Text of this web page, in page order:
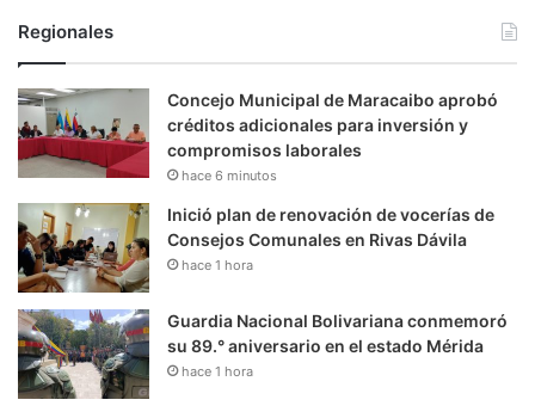
Regionales
Concejo Municipal de Maracaibo aprobó
créditos adicionales para inversión y
compromisos laborales
hace 6 minutos
Inició plan de renovación de vocerías de
Consejos Comunales en Rivas Dávila
hace 1 hora
Guardia Nacional Bolivariana conmemoró
su 89.° aniversario en el estado Mérida
hace 1 hora